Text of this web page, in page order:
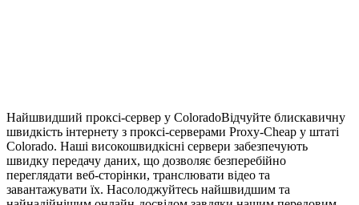
Найшвидший проксі-сервер у ColoradoВідчуйте блискавичну
швидкість інтернету з проксі-серверами Proxy-Cheap у штаті
Colorado. Наші високошвидкісні сервери забезпечують
швидку передачу даних, що дозволяє безперебійно
переглядати веб-сторінки, транслювати відео та
завантажувати їх. Насолоджуйтесь найшвидшим та